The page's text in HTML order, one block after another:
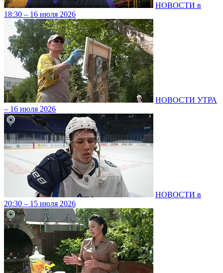
НОВОСТИ в
18:30 – 16 июля 2026
НОВОСТИ УТРА
– 16 июля 2026
НОВОСТИ в
20:30 – 15 июля 2026